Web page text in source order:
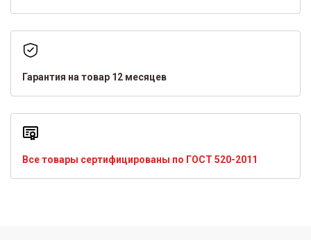
Гарантия на товар 12 месяцев
Все товары сертифицированы по ГОСТ 520-2011